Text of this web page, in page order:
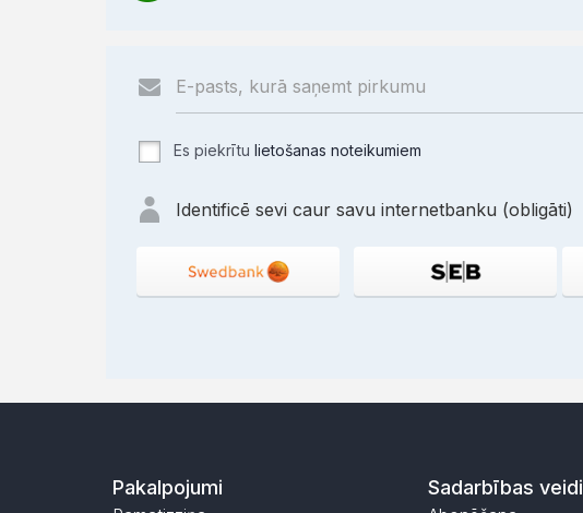
Es piekrītu lietošanas noteikumiem
Identificē sevi caur savu internetbanku (obligāti)
Pakalpojumi Sadarbības veidi